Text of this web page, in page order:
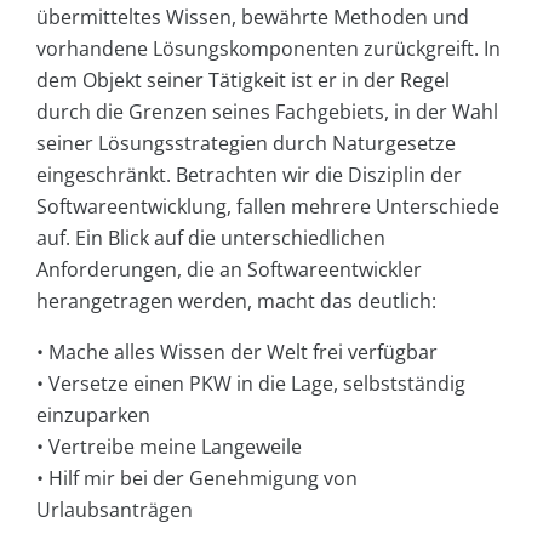
übermitteltes Wissen, bewährte Methoden und
vorhandene Lösungskomponenten zurückgreift. In
dem Objekt seiner Tätigkeit ist er in der Regel
durch die Grenzen seines Fachgebiets, in der Wahl
seiner Lösungsstrategien durch Naturgesetze
eingeschränkt. Betrachten wir die Disziplin der
Softwareentwicklung, fallen mehrere Unterschiede
auf. Ein Blick auf die unterschiedlichen
Anforderungen, die an Softwareentwickler
herangetragen werden, macht das deutlich:
• Mache alles Wissen der Welt frei verfügbar
• Versetze einen PKW in die Lage, selbstständig
einzuparken
• Vertreibe meine Langeweile
• Hilf mir bei der Genehmigung von
Urlaubsanträgen